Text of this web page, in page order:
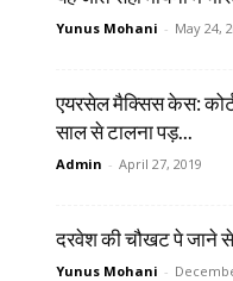
Yunus Mohani - May 24,
एयरसेल मैक्सिस केस:
साल से टालना पड़...
Admin - April 27, 2019
दरवेश की चौखट पे जाने
Yunus Mohani -